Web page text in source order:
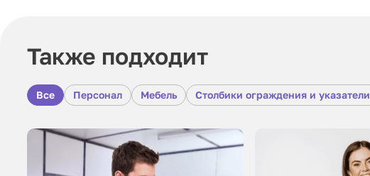
Также подходит
Все Персонал Мебель Столбики ограждения и указатели